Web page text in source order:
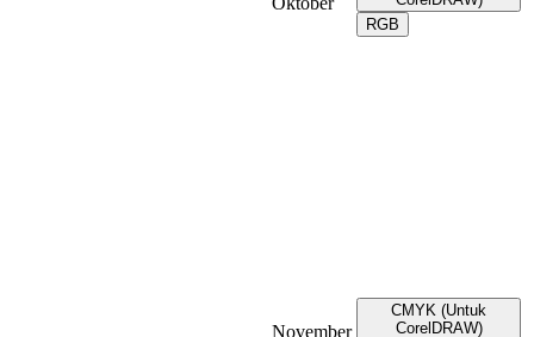
RGB
November
CMYK (Untuk
CorelDRAW)